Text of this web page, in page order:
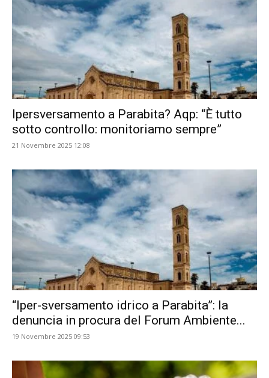
Ipersversamento a Parabita? Aqp: “È tutto
sotto controllo: monitoriamo sempre”
21 Novembre 2025 12:08
“Iper-sversamento idrico a Parabita”: la
denuncia in procura del Forum Ambiente...
19 Novembre 2025 09:53